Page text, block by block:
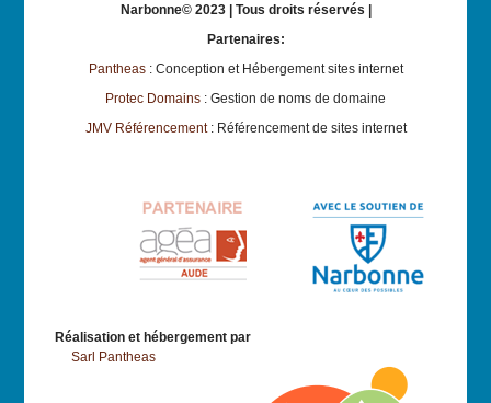
Narbonne© 2023 | Tous droits réservés |
Partenaires:
Pantheas: Conception et Hébergement sites internet
Protec Domains : Gestion de noms de domaine
JMV Référencement: Référencement de sites internet
Réalisation et hébergement par
Sarl Pantheas